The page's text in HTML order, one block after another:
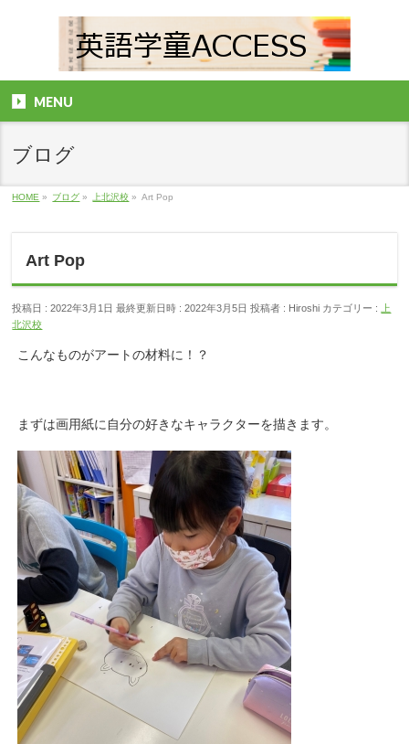
MENU
ブログ
HOME » ブログ » 上北沢校 » Art Pop
Art Pop
投稿日 : 2022年3月1日 最終更新日時 : 2022年3月5日 投稿者 : Hiroshi カテゴリー :
上
北沢校
こんなものがアートの材料に！？
まずは画用紙に自分の好きなキャラクターを描きます。